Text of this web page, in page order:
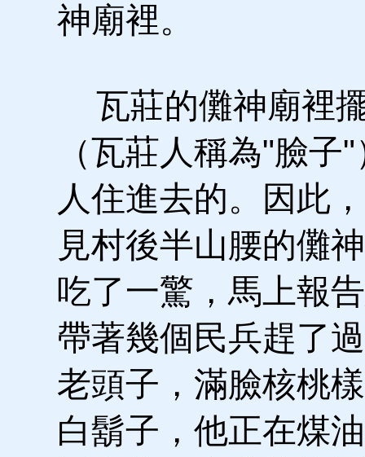
神廟裡。
瓦莊的儺神廟裡
（瓦莊人稱為"臉
人住進去的。因此
見村後半山腰的儺
吃了一驚，馬上報
帶著幾個民兵趕了
老頭子，滿臉核桃
白鬍子，他正在煤